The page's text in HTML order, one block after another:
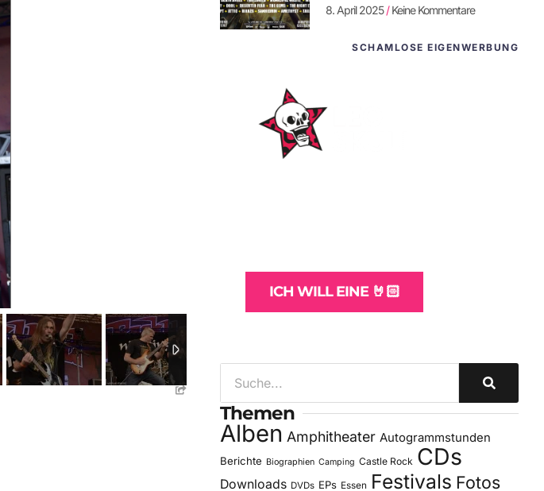
8. April 2025 Keine Kommentare
SCHAMLOSE EIGENWERBUNG
ICH WILL EINE 🤘🏻
Themen
Alben Amphitheater Autogrammstunden
Berichte Biographien Camping Castle Rock CDs
Downloads DVDs EPs Essen Festivals Fotos